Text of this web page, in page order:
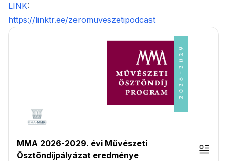
LINK:
https://linktr.ee/zeromuveszetipodcast
MMA 2026-2029. évi Művészeti
Ösztöndíjpályázat eredménye